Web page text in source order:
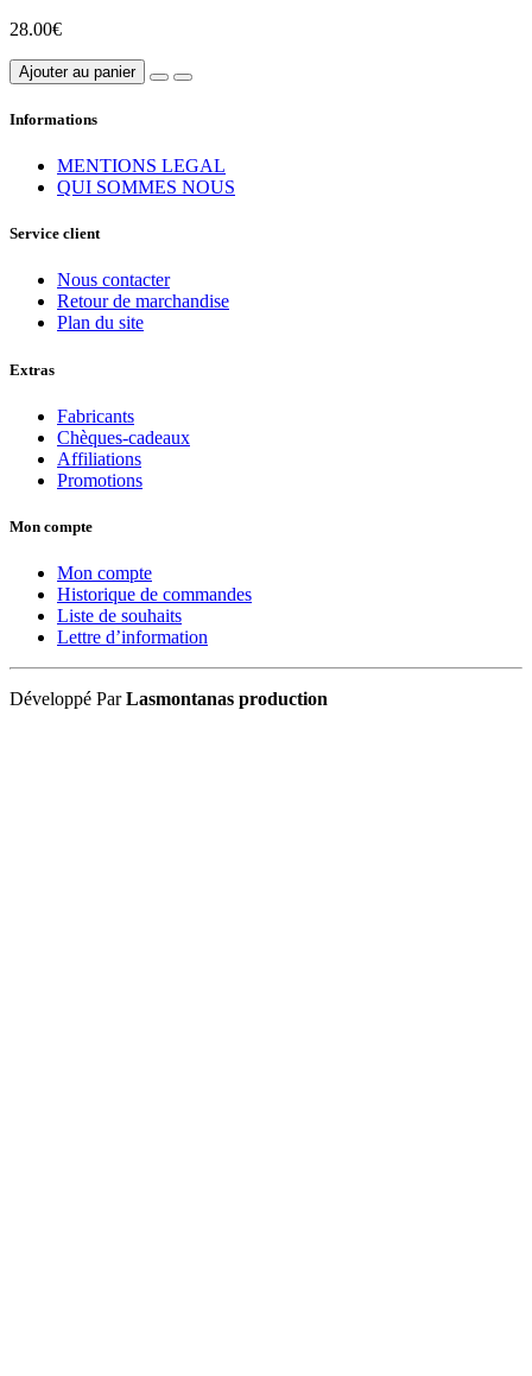
28.00€
Ajouter au panier
Informations
MENTIONS LEGAL
QUI SOMMES NOUS
Service client
Nous contacter
Retour de marchandise
Plan du site
Extras
Fabricants
Chèques-cadeaux
Affiliations
Promotions
Mon compte
Mon compte
Historique de commandes
Liste de souhaits
Lettre d’information
Développé ParLasmontanas production